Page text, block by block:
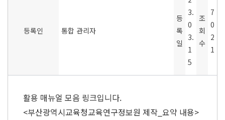
등록인 통합 관리자
등
록
일
3.
0
3.
1
5
조
회
수
7
0
2
1
활용 매뉴얼 모음 링크입니다.
<부산광역시교육청교육연구정보원 제작_요약 내용>